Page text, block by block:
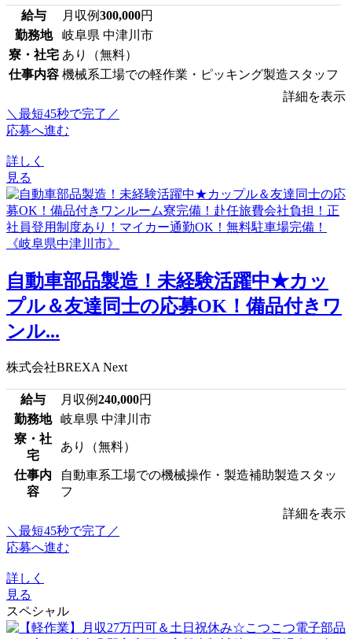
給与 月収例300,000円
勤務地
岐阜県 中津川市
寮・社宅 あり（無料）
仕事内容 機械系工場での軽作業・ピッキング製造スタッフ
詳細を表示
＼最短45秒で完了／
応募へ進む
詳しく
見る
自動車部品製造！未経験活躍中★カッ
プル＆友達同士の応募OK！備品付きワ
ンル...
株式会社BREXA Next
給与 月収例240,000円
勤務地
岐阜県 中津川市
寮・社
宅
あり（無料）
仕事内
容
自動車系工場での機械操作・製造補助製造スタッ
フ
詳細を表示
＼最短45秒で完了／
応募へ進む
詳しく
見る
スペシャル